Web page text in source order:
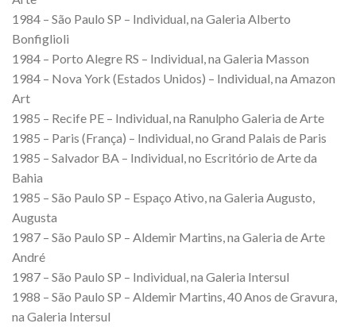
1984 – São Paulo SP – Individual, na Galeria Alberto
Bonfiglioli
1984 – Porto Alegre RS – Individual, na Galeria Masson
1984 – Nova York (Estados Unidos) – Individual, na Amazon
Art
1985 – Recife PE – Individual, na Ranulpho Galeria de Arte
1985 – Paris (França) – Individual, no Grand Palais de Paris
1985 – Salvador BA – Individual, no Escritório de Arte da
Bahia
1985 – São Paulo SP – Espaço Ativo, na Galeria Augusto,
Augusta
1987 – São Paulo SP – Aldemir Martins, na Galeria de Arte
André
1987 – São Paulo SP – Individual, na Galeria Intersul
1988 – São Paulo SP – Aldemir Martins, 40 Anos de Gravura,
na Galeria Intersul